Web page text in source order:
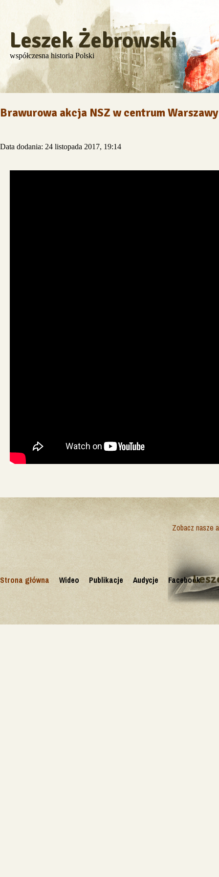
Leszek Żebrowski
współczesna historia Polski
Brawurowa akcja NSZ w centrum
Data dodania: 24 listopada 2017, 19:14
Strona główna Wideo Publikacje Audycje Facebook
Zobacz nasze